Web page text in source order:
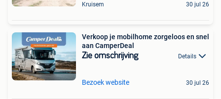
Kruisem 30 jul 26
Verkoop je mobilhome zorgeloos en snel
aan CamperDeal
Zie omschrijving Details
Bezoek website 30 jul 26